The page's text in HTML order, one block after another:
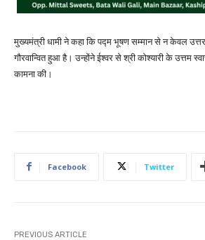
मुख्यमंत्री धामी ने कहा कि पद्म भूषण सम्मान से न केवल
गौरवान्वित हुआ है। उन्होंने ईश्वर से श्री कोश्यारी के उत्तम
कामना की।
Facebook Twitter
PREVIOUS ARTICLE